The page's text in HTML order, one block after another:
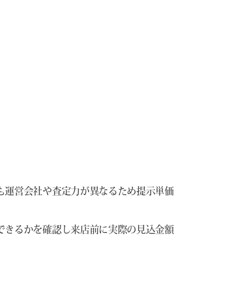
営会社や査定力が異なるため提示単価
きるかを確認し来店前に実際の見込金額